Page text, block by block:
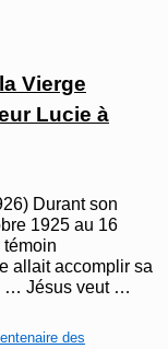
Vierge
Lucie à
Durant son
1925 au 16
allait accomplir sa
… Jésus veut …
des